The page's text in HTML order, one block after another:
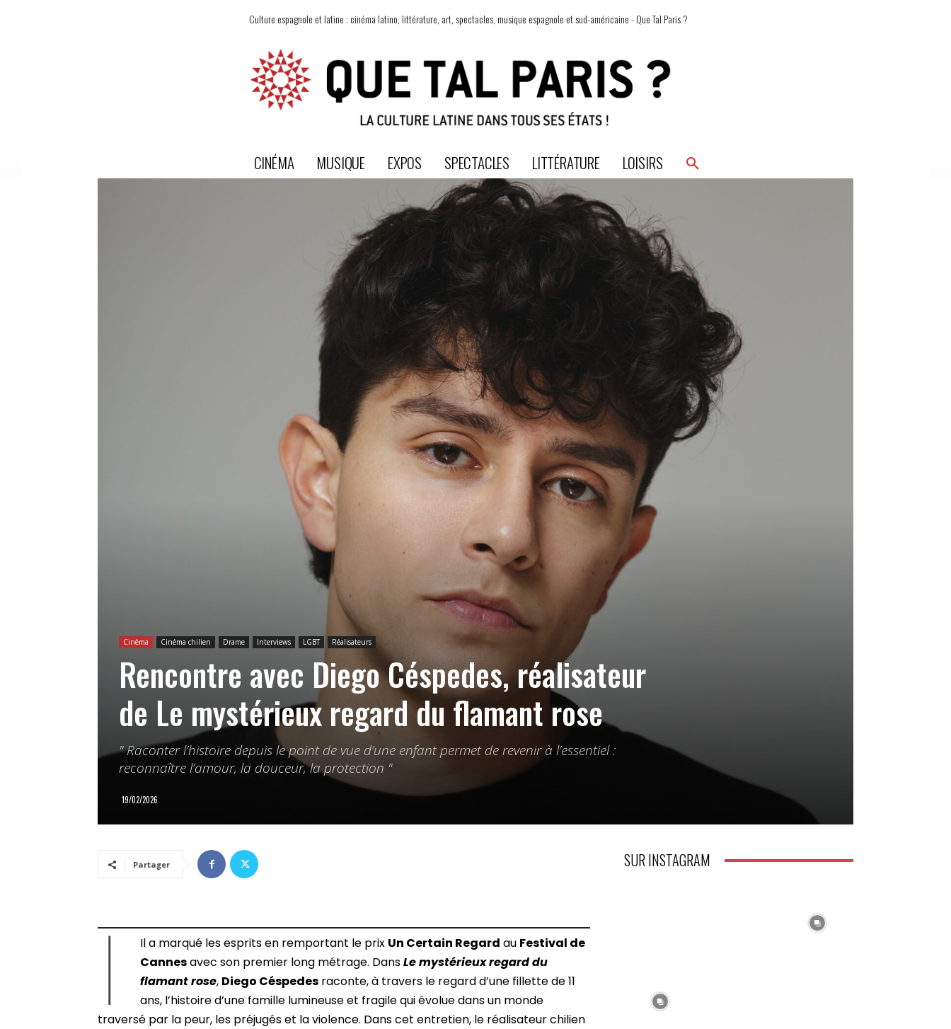
Culture espagnole et latine : cinéma latino, littérature, art, spectacles, musique espagnole et sud-américaine - Que Tal Paris ?
CINÉMA MUSIQUE EXPOS SPECTACLES LITTÉRATURE LOISIRS
Cinéma Cinéma chilien Drame Interviews LGBT Réalisateurs
Rencontre avec Diego Céspedes, réalisateur
de Le mystérieux regard du flamant rose
" Raconter l’histoire depuis le point de vue d’une enfant permet de revenir à l’essentiel :
reconnaître l’amour, la douceur, la protection "
19/02/2026
Partager
I Il a marqué les esprits en remportant le prix Un Certain Regard au Festival de
Cannesavec son premier long métrage. DansLe mystérieux regard du
flamant rose, Diego Céspedes raconte, à travers le regard d’une fillette de 11
ans, l’histoire d’une famille lumineuse et fragile qui évolue dans un monde
traversé par la peur, les préjugés et la violence. Dans cet entretien, le réalisateur chilien
SUR INSTAGRAM